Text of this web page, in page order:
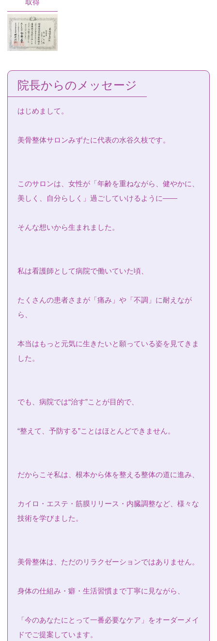
院長からのメッセージ
はじめまして。
美骨整体サロンみずたに代表の水谷久枝です。
このサロンは、女性が「年齢を重ねながら、健やかに、
美しく、自分らしく」過ごしていけるように――
そんな想いから生まれました。
私は看護師として病院で働いていた頃、
たくさんの患者さまが「痛み」や「不調」に耐えなが
ら、
本当はもっと元気に生きたいと願っている姿を見てきま
した。
でも、病院では“治す”ことが目的で、
“整えて、予防する”ことはほとんどできません。
だからこそ私は、根本から体を整える整体の道に進み、
カイロ・エステ・筋膜リリース・内臓調整など、様々な
技術を学びました。
美骨整体は、ただのリラクゼーションではありません。
身体の仕組み・癖・生活習慣まで丁寧に見ながら、
「今のあなたにとって一番必要なケア」をオーダーメイ
ドでご提案しています。